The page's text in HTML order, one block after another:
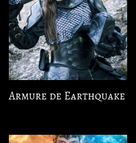
Armure de Earthquake